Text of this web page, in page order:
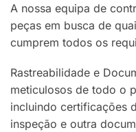
A nossa equipa de
peças em busca de
cumprem todos os
Rastreabilidade e
meticulosos de todo o
incluindo certificações
inspeção e outra